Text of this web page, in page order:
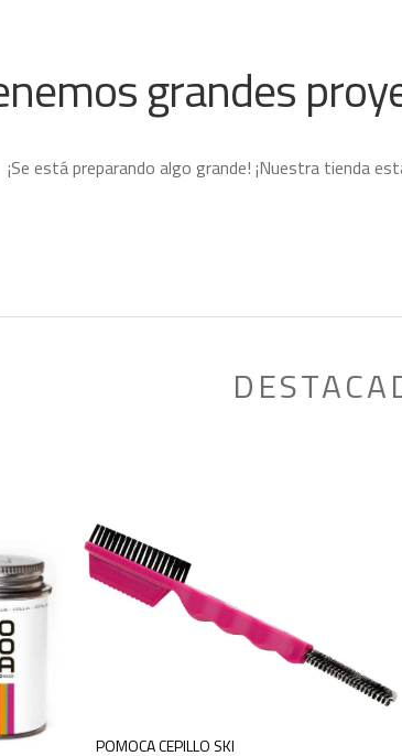
grandes
¡Se está preparando algo grande! ¡Nuestra tienda
POMOCA CEPILLO SKI